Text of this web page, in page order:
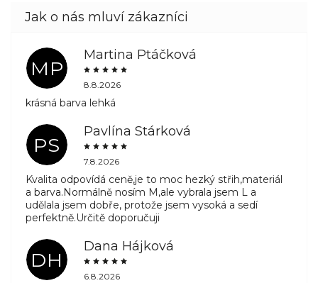
MP
Martina Ptáčková
8.8.2026
krásná barva lehká
PS
Pavlína Stárková
7.8.2026
Kvalita odpovídá ceně,je to moc hezký střih,materiál
a barva.Normálně nosím M,ale vybrala jsem L a
udělala jsem dobře, protože jsem vysoká a sedí
perfektně.Určitě doporučuji
DH
Dana Hájková
6.8.2026